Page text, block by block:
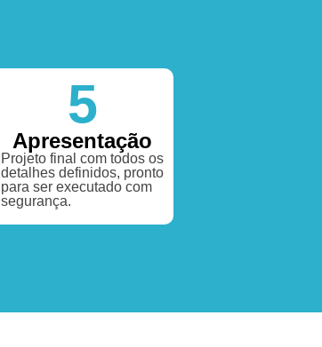
5
Apresentação
Projeto final com todos os
detalhes definidos, pronto
para ser executado com
segurança.